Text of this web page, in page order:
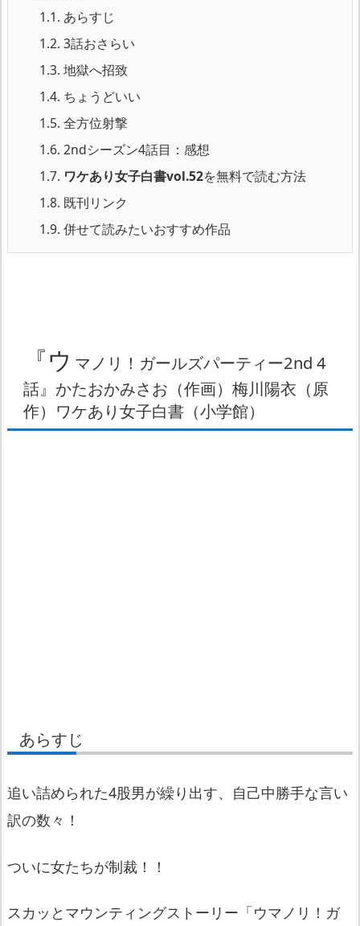
1.1. あらすじ
1.2. 3話おさらい
1.3. 地獄へ招致
1.4. ちょうどいい
1.5. 全方位射撃
1.6. 2ndシーズン4話目：感想
1.7. ワケあり女子白書vol.52を無料で読む方法
1.8. 既刊リンク
1.9. 併せて読みたいおすすめ作品
『ウ マノリ！ガールズパーティー2nd 4
話』かたおかみさお（作画）梅川陽衣（原
作）ワケあり女子白書（小学館）
あらすじ
追い詰められた4股男が繰り出す、自己中勝手な言い
訳の数々！
ついに女たちが制裁！！
スカッとマウンティングストーリー「ウマノリ！ガ